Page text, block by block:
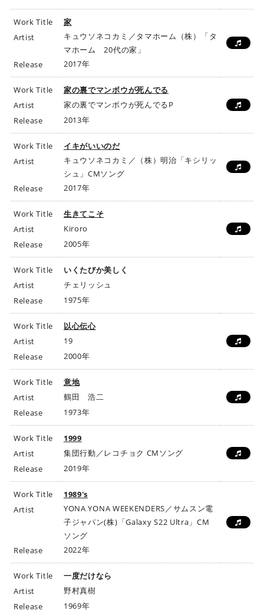
Work Title
家
Artist
キュウソネコカミ／タマホーム（株）「タ
マホーム 20代の家」
Release
2017年
Work Title
家の裏でマンボウが死んでる
Artist
家の裏でマンボウが死んでるP
Release
2013年
Work Title
イキがいいのだ
Artist
キュウソネコカミ／（株）明治「キシリッ
シュ」CMソング
Release
2017年
Work Title
生きてこそ
Artist
Kiroro
Release
2005年
Work Title
いくたびか美しく
Artist
チェリッシュ
Release
1975年
Work Title
以心伝心
Artist
19
Release
2000年
Work Title
意地
Artist
鶴田 浩二
Release
1973年
Work Title
1999
Artist
集団行動／レコチョク CMソング
Release
2019年
Work Title
1989's
Artist
YONA YONA WEEKENDERS／サムスン電
子ジャパン(株)「Galaxy S22 Ultra」CM
ソング
Release
2022年
Work Title
一度だけなら
Artist
野村真樹
Release
1969年